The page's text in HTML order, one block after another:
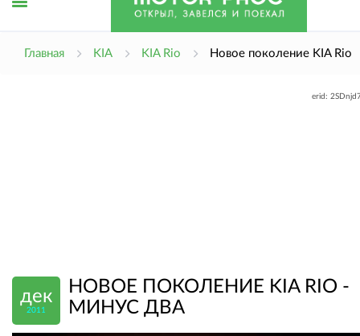
Главная KIA KIA Rio Новое поколение KIA Rio
erid:
дек
2011
НОВОЕ ПОКОЛЕНИЕ KIA RIO -
МИНУС ДВА